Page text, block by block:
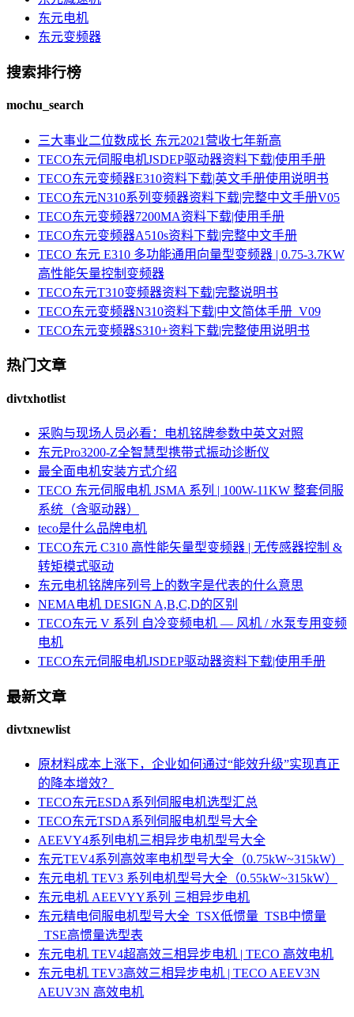
东元电机
东元变频器
搜索排行榜
mochu_search
三大事业二位数成长 东元2021营收七年新高
TECO东元伺服电机JSDEP驱动器资料下载|使用手册
TECO东元变频器E310资料下载|英文手册使用说明书
TECO东元N310系列变频器资料下载|完整中文手册V05
TECO东元变频器7200MA资料下载|使用手册
TECO东元变频器A510s资料下载|完整中文手册
TECO 东元 E310 多功能通用向量型变频器 | 0.75-3.7KW
高性能矢量控制变频器
TECO东元T310变频器资料下载|完整说明书
TECO东元变频器N310资料下载|中文简体手册_V09
TECO东元变频器S310+资料下载|完整使用说明书
热门文章
divtxhotlist
采购与现场人员必看：电机铭牌参数中英文对照
东元Pro3200-Z全智慧型携带式振动诊断仪
最全面电机安装方式介绍
TECO 东元伺服电机 JSMA 系列 | 100W-11KW 整套伺服
系统（含驱动器）
teco是什么品牌电机
TECO东元 C310 高性能矢量型变频器 | 无传感器控制 &
转矩模式驱动
东元电机铭牌序列号上的数字是代表的什么意思
NEMA电机 DESIGN A,B,C,D的区别
TECO东元 V 系列 自冷变频电机 — 风机 / 水泵专用变频
电机
TECO东元伺服电机JSDEP驱动器资料下载|使用手册
最新文章
divtxnewlist
原材料成本上涨下，企业如何通过“能效升级”实现真正
的降本增效？
TECO东元ESDA系列伺服电机选型汇总
TECO东元TSDA系列伺服电机型号大全
AEEVY4系列电机三相异步电机型号大全
东元TEV4系列高效率电机型号大全（0.75kW~315kW）
东元电机 TEV3 系列电机型号大全（0.55kW~315kW）
东元电机 AEEVYY系列 三相异步电机
东元精电伺服电机型号大全_TSX低惯量_TSB中惯量
_TSE高惯量选型表
东元电机 TEV4超高效三相异步电机 | TECO 高效电机
东元电机 TEV3高效三相异步电机 | TECO AEEV3N
AEUV3N 高效电机